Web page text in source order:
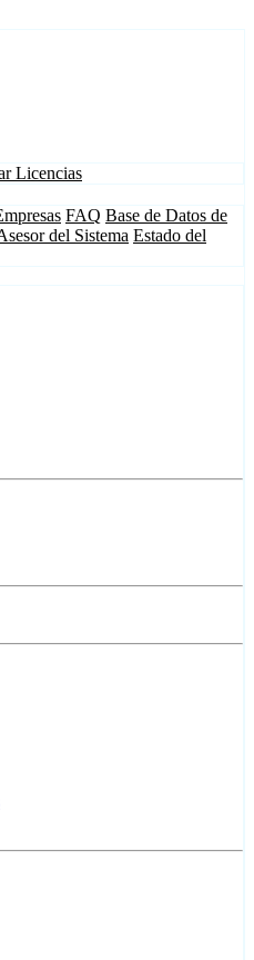
Licencias
FAQ Base de Datos de
del Sistema Estado del